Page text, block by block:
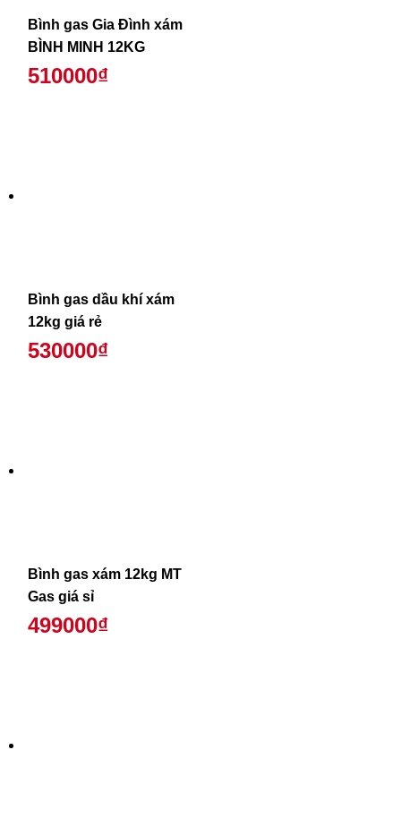
Bình gas Gia Đình xám
BÌNH MINH 12KG
510000₫
Bình gas dầu khí xám
12kg giá rẻ
530000₫
Bình gas xám 12kg MT
Gas giá sỉ
499000₫